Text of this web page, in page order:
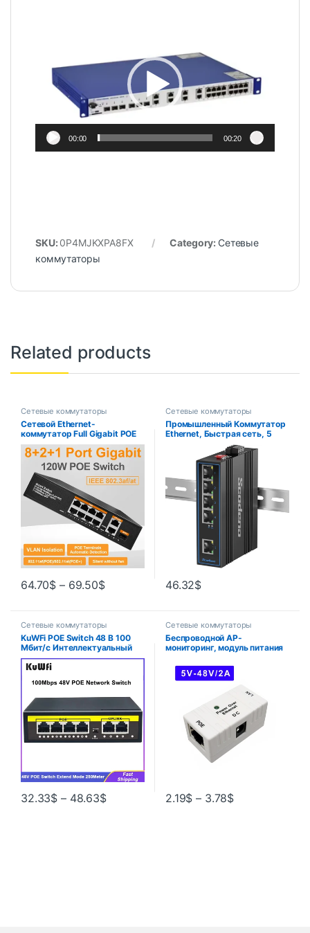
00:00 00:20
SKU: 0P4MJKXPA8FX Category: Сетевые
коммутаторы
Related products
Сетевые коммутаторы
Сетевой Ethernet-
коммутатор Full Gigabit POE
Неуправляемый
концентратор 120 Вт 8 POE +
2 порта RJ45 + 1 SFP Uplink
1000 Мбит/с 802.3 Af для
видеонаблюдения
64.70$ – 69.50$
Сетевые коммутаторы
Промышленный Коммутатор
Ethernet, Быстрая сеть, 5
портов, 10/100Base-T DIN
IP40 наружный выключатель
46.32$
Сетевые коммутаторы
KuWFi POE Switch 48 В 100
Мбит/с Интеллектуальный
IP-переключатель 4/8 портов
POE Стандартный
Удлинитель 250 метров для
IP-камеры/беспроводной
точки доступа/CCTV
32.33$ – 48.63$
Сетевые коммутаторы
Беспроводной AP-
мониторинг, модуль питания
тока, Ethernet POE rj 45, PoE-
инжектор, сплиттер
2.19$ – 3.78$